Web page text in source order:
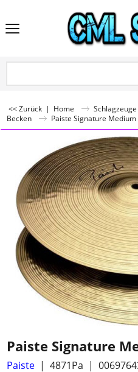
<< Zurück | Home
Becken
Paiste Signature
Paiste Signature
Paiste 4871Pa